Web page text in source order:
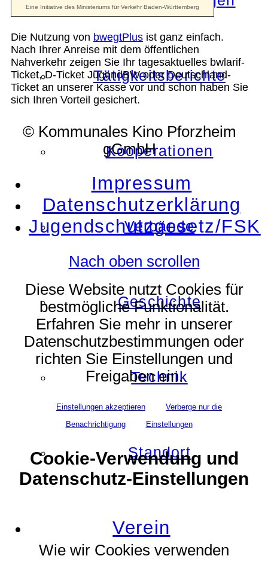
Tätigkeitsberichte
Kooperationen
Verbände
Geschichte
Technik
Standort
Verein
Die Nutzung von bwegtPlus ist ganz einfach.
Nach Ihrer Anreise mit dem öffentlichen
Nahverkehr zeigen Sie Ihr tagesaktuelles bwlarif-
Ticket, D-Ticket JugendBW oder Deutschland-
Ticket an unserer Kasse vor und schon haben Sie
sich Ihren Vorteil gesichert.
© Kommunales Kino Pforzheim
gGmbH
Impressum
Datenschutzerklärung
Jugendschutzgesetz/FSK
Nach oben scrollen
Diese Website nutzt Cookies für
bestmögliche Funktionalität.
Erfahren Sie mehr in unserer
Datenschutzbestimmungen oder
richten Sie Einstellungen und
Freigaben ein.
Einstellungen akzeptieren
Verberge nur die
Benachrichtigung
Einstellungen
Cookie-Verwendung und
Datenschutz-Einstellungen
Wie wir Cookies verwenden